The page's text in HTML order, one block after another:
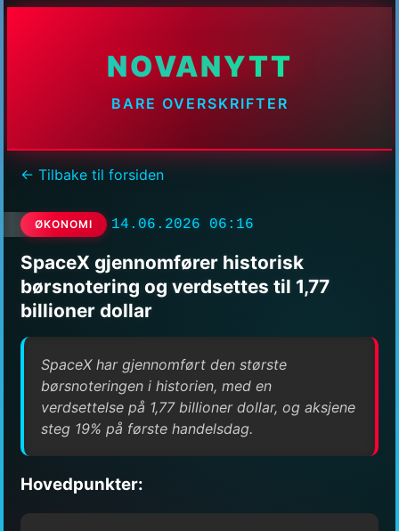
NOVANYTT
BARE OVERSKRIFTER
← Tilbake til forsiden
ØKONOMI 14.06.2026 06:16
SpaceX gjennomfører historisk
børsnotering og verdsettes til 1,77
billioner dollar
SpaceX har gjennomført den største
børsnoteringen i historien, med en
verdsettelse på 1,77 billioner dollar, og aksjene
steg 19% på første handelsdag.
Hovedpunkter: